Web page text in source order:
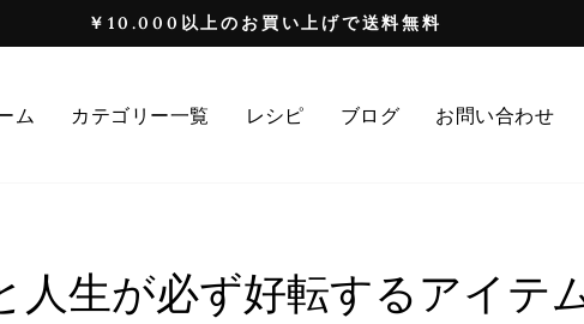
ス
イ
提
￥10.000以上のお買い上げで送料無料
ム カテゴリー一覧 レシピ ブログ お問い合わせ
人生が必ず好転するアイテ